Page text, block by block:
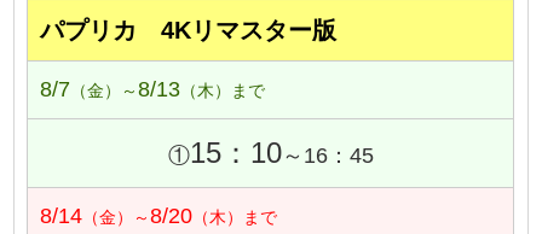
パプリカ 4Kリマスター版
8/7 （金）～8/13 （木）まで
①15：10～16：45
8/14 （金）～8/20 （木）まで